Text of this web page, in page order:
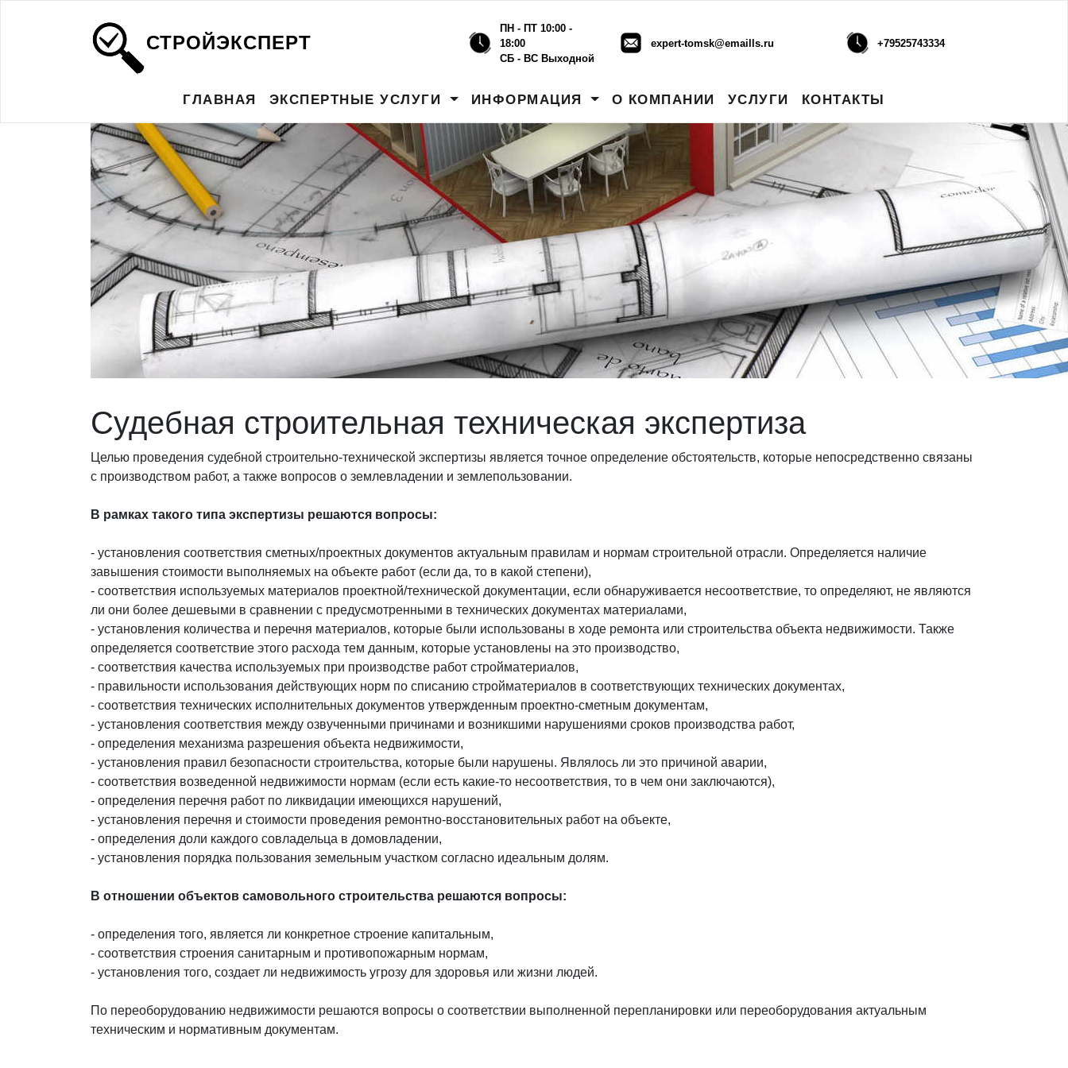
СТРОЙЭКСПЕРТ
ПН - ПТ 10:00 -
18:00
СБ - ВС Выходной
expert-tomsk@emaills.ru +79525743334
ГЛАВНАЯ ЭКСПЕРТНЫЕ УСЛУГИ ИНФОРМАЦИЯ О КОМПАНИИ УСЛУГИ КОНТАКТЫ
Судебная строительная техническая экспертиза
Целью проведения судебной строительно-технической экспертизы является точное определение обстоятельств, которые непосредственно связаны
с производством работ, а также вопросов о землевладении и землепользовании.
В рамках такого типа экспертизы решаются вопросы:
- установления соответствия сметных/проектных документов актуальным правилам и нормам строительной отрасли. Определяется наличие
завышения стоимости выполняемых на объекте работ (если да, то в какой степени),
- соответствия используемых материалов проектной/технической документации, если обнаруживается несоответствие, то определяют, не являются
ли они более дешевыми в сравнении с предусмотренными в технических документах материалами,
- установления количества и перечня материалов, которые были использованы в ходе ремонта или строительства объекта недвижимости. Также
определяется соответствие этого расхода тем данным, которые установлены на это производство,
- соответствия качества используемых при производстве работ стройматериалов,
- правильности использования действующих норм по списанию стройматериалов в соответствующих технических документах,
- соответствия технических исполнительных документов утвержденным проектно-сметным документам,
- установления соответствия между озвученными причинами и возникшими нарушениями сроков производства работ,
- определения механизма разрешения объекта недвижимости,
- установления правил безопасности строительства, которые были нарушены. Являлось ли это причиной аварии,
- соответствия возведенной недвижимости нормам (если есть какие-то несоответствия, то в чем они заключаются),
- определения перечня работ по ликвидации имеющихся нарушений,
- установления перечня и стоимости проведения ремонтно-восстановительных работ на объекте,
- определения доли каждого совладельца в домовладении,
- установления порядка пользования земельным участком согласно идеальным долям.
В отношении объектов самовольного строительства решаются вопросы:
- определения того, является ли конкретное строение капитальным,
- соответствия строения санитарным и противопожарным нормам,
- установления того, создает ли недвижимость угрозу для здоровья или жизни людей.
По переоборудованию недвижимости решаются вопросы о соответствии выполненной перепланировки или переоборудования актуальным
техническим и нормативным документам.